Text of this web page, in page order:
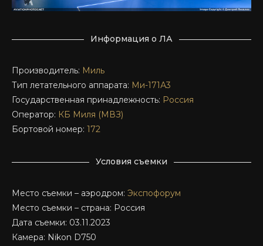
Информация о ЛА
Производитель: Миль
Тип летательного аппарата: Ми-171А3
Государственная принадлежность: Россия
Оператор: КБ Миля (МВЗ)
Бортовой номер: 172
Условия съемки
Место съемки – аэродром: Экспофорум
Место съемки – страна: Россия
Дата съемки: 03.11.2023
Камера: Nikon D750